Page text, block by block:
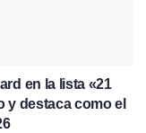
en la lista «21
y destaca como el